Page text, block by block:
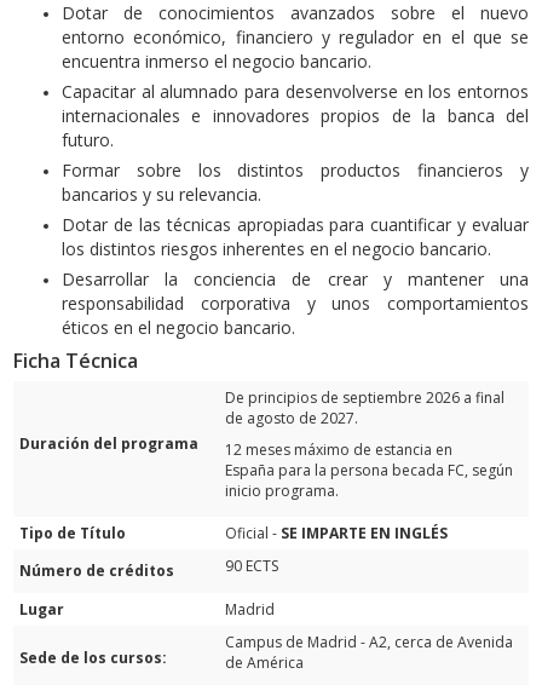
Dotar de conocimientos avanzados sobre el nuevo
entorno económico, financiero y regulador en el que se
encuentra inmerso el negocio bancario.
Capacitar al alumnado para desenvolverse en los entornos
internacionales e innovadores propios de la banca del
futuro.
Formar sobre los distintos productos financieros y
bancarios y su relevancia.
Dotar de las técnicas apropiadas para cuantificar y evaluar
los distintos riesgos inherentes en el negocio bancario.
Desarrollar la conciencia de crear y mantener una
responsabilidad corporativa y unos comportamientos
éticos en el negocio bancario.
Ficha Técnica
Duración del programa
De principios de septiembre 2026 a final
de agosto de 2027.
12 meses máximo de estancia en
España para la persona becada FC, según
inicio programa.
Tipo de Título Oficial - SE IMPARTE EN INGLÉS
Número de créditos
90 ECTS
Lugar Madrid
Sede de los cursos:
Campus de Madrid - A2, cerca de Avenida
de América